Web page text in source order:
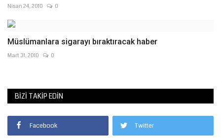
Nisan 24, 2010 0
Müslümanlara sigarayı bıraktıracak haber
Mart 31, 2010 0
BIZI TAKIP EDIN
Facebook Twitter